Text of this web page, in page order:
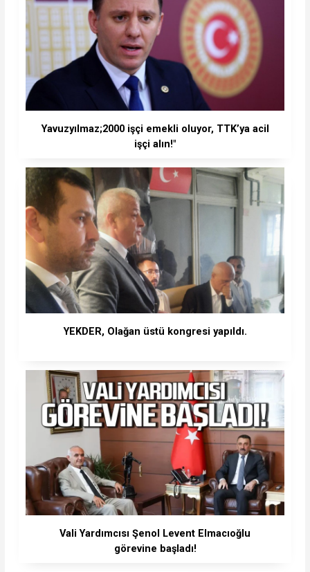
Yavuzyılmaz;2000 işçi emekli oluyor, TTK’ya acil
işçi alın!"
YEKDER, Olağan üstü kongresi yapıldı.
Vali Yardımcısı Şenol Levent Elmacıoğlu
görevine başladı!